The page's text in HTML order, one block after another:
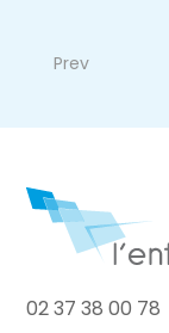
Prev
02 37 38 00 78